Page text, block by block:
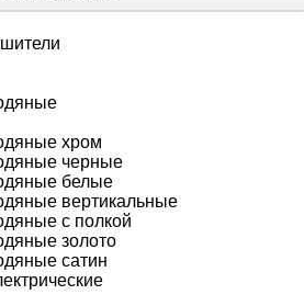
хром
черные
белые
вертикальные
с полкой
золото
сатин